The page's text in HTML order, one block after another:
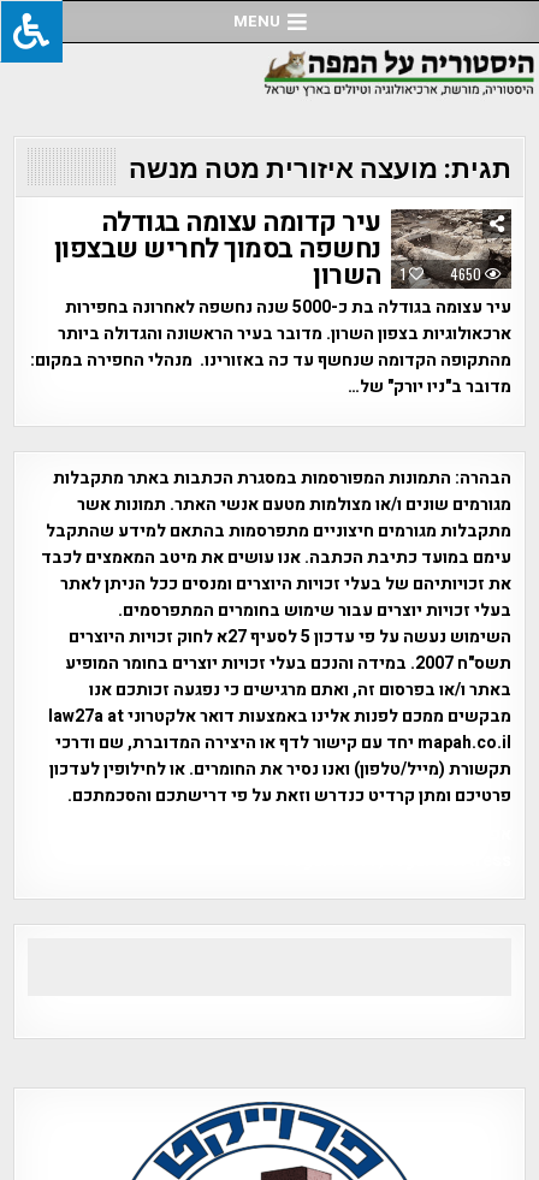
to
content
MENU
תגית: מועצה איזורית מטה מנשה
1 4650
עיר קדומה עצומה בגודלה
נחשפה בסמוך לחריש שבצפון
השרון
עיר עצומה בגודלה בת כ-5000 שנה נחשפה לאחרונה בחפירות
ארכאולוגיות בצפון השרון. מדובר בעיר הראשונה והגדולה ביותר
מהתקופה הקדומה שנחשף עד כה באזורינו. מנהלי החפירה במקום:
מדובר ב"ניו יורק" של…
הבהרה: התמונות המפורסמות במסגרת הכתבות באתר מתקבלות
מגורמים שונים ו/או מצולמות מטעם אנשי האתר. תמונות אשר
מתקבלות מגורמים חיצוניים מתפרסמות בהתאם למידע שהתקבל
עימם במועד כתיבת הכתבה. אנו עושים את מיטב המאמצים לכבד
את זכויותיהם של בעלי זכויות היוצרים ומנסים ככל הניתן לאתר
בעלי זכויות יוצרים עבור שימוש בחומרים המתפרסמים.
השימוש נעשה על פי עדכון 5 לסעיף 27א לחוק זכויות היוצרים
תשס"ח 2007. במידה והנכם בעלי זכויות יוצרים בחומר המופיע
באתר ו/או בפרסום זה, ואתם מרגישים כי נפגעה זכותכם אנו
מבקשים ממכם לפנות אלינו באמצעות דואר אלקטרוני law27a at
mapah.co.il יחד עם קישור לדף או היצירה המדוברת, שם ודרכי
תקשורת (מייל/טלפון) ואנו נסיר את החומרים. או לחילופין לעדכון
פרטיכם ומתן קרדיט כנדרש וזאת על פי דרישתכם והסכמתכם.